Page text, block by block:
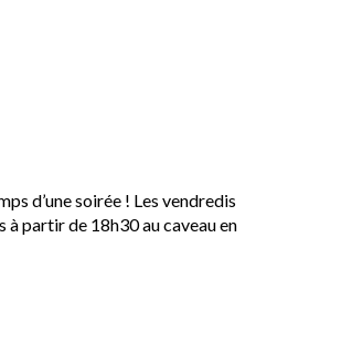
d’une soirée ! Les vendredis
à partir de 18h30 au caveau en